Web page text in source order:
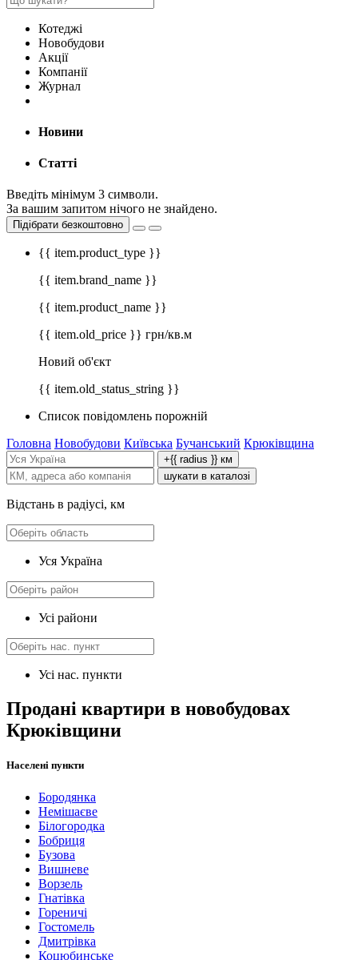
Котеджі
Новобудови
Акції
Компанії
Журнал
Новини
Статті
Введіть мінімум 3 символи.
За вашим запитом нічого не знайдено.
Підібрати безкоштовно
{{ item.product_type }}
{{ item.brand_name }}
{{ item.product_name }}
{{ item.old_price }} грн/кв.м
Новий об'єкт
{{ item.old_status_string }}
Список повідомлень порожній
Головна Новобудови Київська Бучанський Крюківщина
+{{ radius }} км
шукати в каталозі
Відстань в радіусі, км
Уся Україна
Усі райони
Усі нас. пункти
Продані квартири в новобудовах
Крюківщини
Населені пункти
Бородянка
Немішаєве
Білогородка
Бобриця
Бузова
Вишневе
Ворзель
Гнатівка
Гореничі
Гостомель
Дмитрівка
Коцюбинське